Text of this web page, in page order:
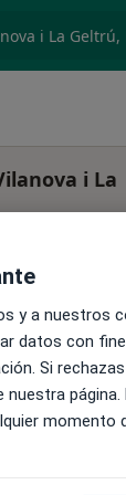
i La
y a nuestros
datos con
Si
momento